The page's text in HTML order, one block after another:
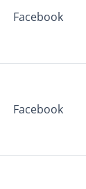
Facebook
Facebook